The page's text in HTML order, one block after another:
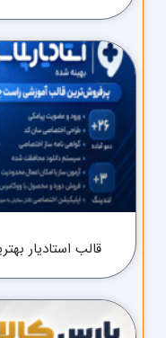
قالب استادیار